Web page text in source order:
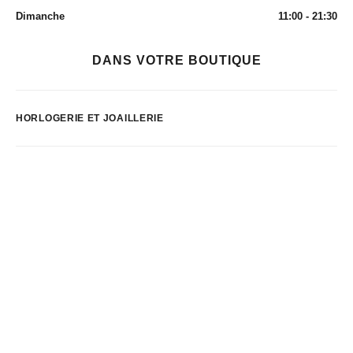
Dimanche
11:00 - 21:30
DANS VOTRE BOUTIQUE
HORLOGERIE ET JOAILLERIE